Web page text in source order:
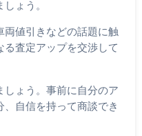
ょう。
値引きなどの話題に触
査定アップを交渉して
しょう。事前に自分のア
自信を持って商談でき